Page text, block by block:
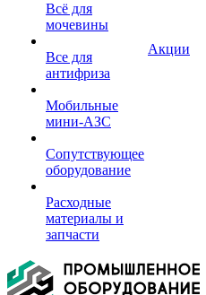
Всё для
мочевины
Все для
антифриза
Мобильные
мини-АЗС
Сопутствующее
оборудование
Расходные
материалы и
запчасти
Акции